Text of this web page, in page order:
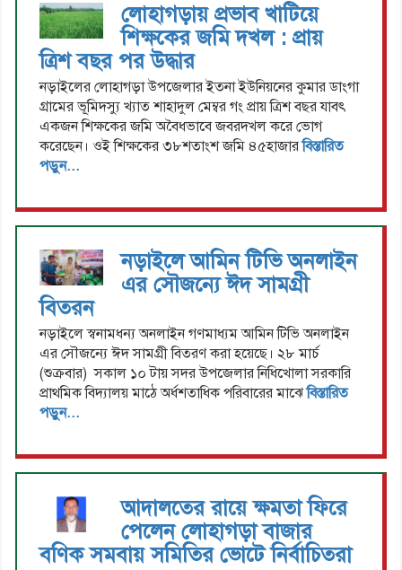
লোহাগড়ায় প্রভাব খাটিয়ে
শিক্ষকের জমি দখল : প্রায়
ত্রিশ বছর পর উদ্ধার
নড়াইলের লোহাগড়া উপজেলার ইতনা ইউনিয়নের কুমার ডাংগা
গ্রামের ভূমিদস্যু খ্যাত শাহাদুল মেম্বর গং প্রায় ত্রিশ বছর যাবৎ
একজন শিক্ষকের জমি অবৈধভাবে জবরদখল করে ভোগ
করেছেন। ওই শিক্ষকের ৩৮শতাংশ জমি ৪৫হাজারবিস্তারিত
পড়ুন...
নড়াইলে আমিন টিভি অনলাইন
এর সৌজন্যে ঈদ সামগ্রী
বিতরন
নড়াইলে স্বনামধন্য অনলাইন গণমাধ্যম আমিন টিভি অনলাইন
এর সৌজন্যে ঈদ সামগ্রী বিতরণ করা হয়েছে। ২৮ মার্চ
(শুক্রবার) সকাল ১০ টায় সদর উপজেলার নিধিখোলা সরকারি
প্রাথমিক বিদ্যালয় মাঠে অর্ধশতাধিক পরিবারের মাঝেবিস্তারিত
পড়ুন...
আদালতের রায়ে ক্ষমতা ফিরে
পেলেন লোহাগড়া বাজার
বণিক সমবায় সমিতির ভোটে নির্বাচিতরা